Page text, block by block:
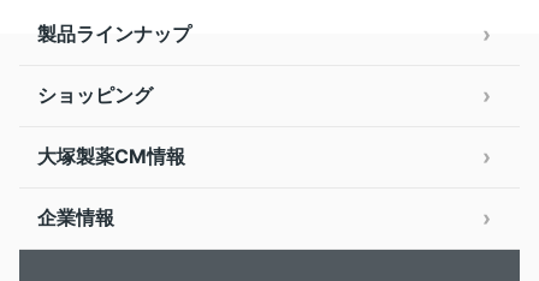
製品ラインナップ
ショッピング
大塚製薬CM情報
企業情報